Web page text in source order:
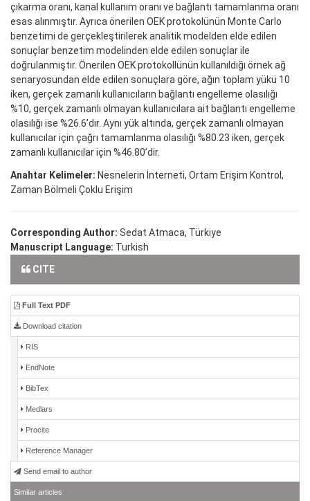
çıkarma oranı, kanal kullanım oranı ve bağlantı tamamlanma oranı
esas alınmıştır. Ayrıca önerilen OEK protokolünün Monte Carlo
benzetimi de gerçekleştirilerek analitik modelden elde edilen
sonuçlar benzetim modelinden elde edilen sonuçlar ile
doğrulanmıştır. Önerilen OEK protokollünün kullanıldığı örnek ağ
senaryosundan elde edilen sonuçlara göre, ağın toplam yükü 10
iken, gerçek zamanlı kullanıcıların bağlantı engelleme olasılığı
%10, gerçek zamanlı olmayan kullanıcılara ait bağlantı engelleme
olasılığı ise %26.6’dır. Aynı yük altında, gerçek zamanlı olmayan
kullanıcılar için çağrı tamamlanma olasılığı %80.23 iken, gerçek
zamanlı kullanıcılar için %46.80’dir.
Anahtar Kelimeler: Nesnelerin İnterneti, Ortam Erişim Kontrol,
Zaman Bölmeli Çoklu Erişim
Corresponding Author: Sedat Atmaca, Türkiye
Manuscript Language: Turkish
CITE
Full Text PDF
Download citation
RIS
EndNote
BibTex
Medlars
Procite
Reference Manager
Send email to author
Similar articles